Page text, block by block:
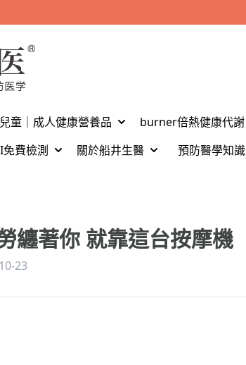
兒童｜成人健康營養品
burner倍熱健康代謝
免費檢測 關於船井生醫
預防醫學知識
纏著你 就靠這台按摩機
23